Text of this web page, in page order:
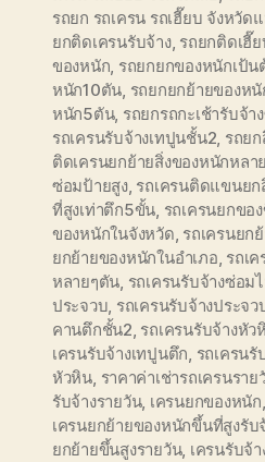
รถยก รถเครน รถเฮี๊ยบ จังหวัด
ยกติดเครนรับจ้าง, รถยกติดเฮี๊
ของหนัก, รถยกยกของหนักเป้น
หนัก10ตัน, รถยกยกย้ายของห
หนัก5ตัน, รถยกรถกะเช้ารับจ้า
รถเครนรับจ้างเทปูนชั้น2, รถย
ติดเครนยกย้ายสิ่งของหนักหลา
ซ่อมป้ายสูง, รถเครนติดแขนย
ที่สูงเท่าตึก5ขั้น, รถเครนยกขอ
ของหนักในจังหวัด, รถเครนยก
ยกย้ายของหนักในอำเภอ, รถเ
หลายๆตัน, รถเครนรับจ้างซ่อม
ประจวบ, รถเครนรับจ้างประจ
คานตึกชั้น2, รถเครนรับจ้างหัว
เครนรับจ้างเทปูนตึก, รถเครนรั
หัวหิน, ราคาค่าเช่ารถเครนรา
รับจ้างรายวัน, เครนยกของหนัก,
เครนยกย้ายของหนักขึ้นที่สูงรับ
ยกย้ายขึ้นสูงรายวัน, เครนรับจ้